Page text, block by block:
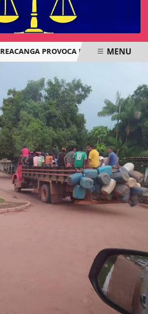
PROVOCA REPERCUSSÃO NAS
MENU